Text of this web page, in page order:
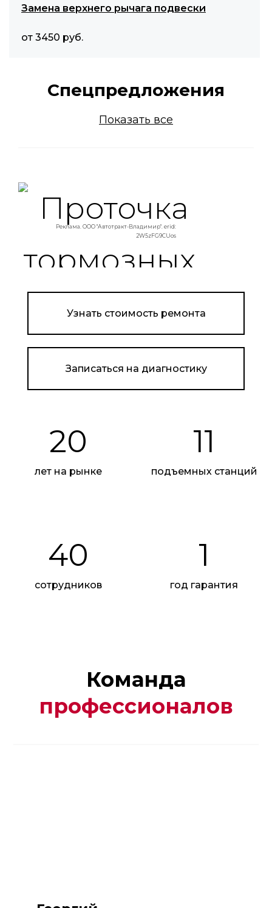
Замена верхнего рычага подвески
от 3450 руб.
Спецпредложения
Показать все
Реклама. ООО "Автотракт-Владимир". erid:
2W5zFG9CUos
Узнать стоимость ремонта
Записаться на диагностику
20
лет на рынке
11
подъемных станций
40
сотрудников
1
год гарантия
Команда
профессионалов